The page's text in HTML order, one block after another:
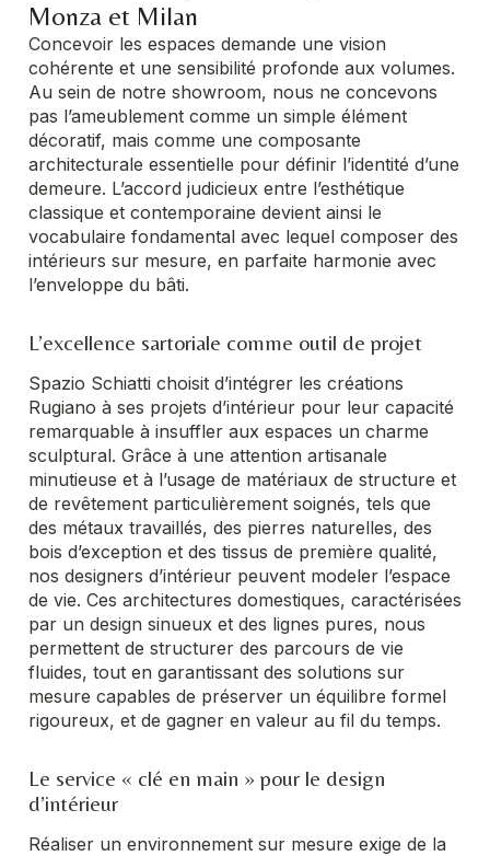
Monza et Milan
Concevoir les espaces demande une vision
cohérente et une sensibilité profonde aux volumes.
Au sein de notre showroom, nous ne concevons
pas l’ameublement comme un simple élément
décoratif, mais comme une composante
architecturale essentielle pour définir l’identité d’une
demeure. L’accord judicieux entre l’esthétique
classique et contemporaine devient ainsi le
vocabulaire fondamental avec lequel composer des
intérieurs sur mesure, en parfaite harmonie avec
l’enveloppe du bâti.
L’excellence sartoriale comme outil de projet
Spazio Schiatti choisit d’intégrer les créations
Rugiano à ses projets d’intérieur pour leur capacité
remarquable à insuffler aux espaces un charme
sculptural. Grâce à une attention artisanale
minutieuse et à l’usage de matériaux de structure et
de revêtement particulièrement soignés, tels que
des métaux travaillés, des pierres naturelles, des
bois d’exception et des tissus de première qualité,
nos designers d’intérieur peuvent modeler l’espace
de vie. Ces architectures domestiques, caractérisées
par un design sinueux et des lignes pures, nous
permettent de structurer des parcours de vie
fluides, tout en garantissant des solutions sur
mesure capables de préserver un équilibre formel
rigoureux, et de gagner en valeur au fil du temps.
Le service « clé en main » pour le design
d’intérieur
Réaliser un environnement sur mesure exige de la